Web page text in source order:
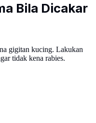
Bila Dicakar
gigitan kucing. Lakukan
tidak kena rabies.